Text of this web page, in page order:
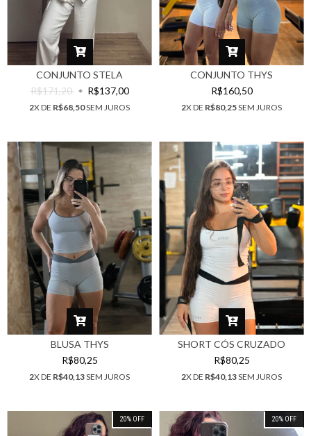
CONJUNTO STELA
R$171,20
R$137,00
2X DE R$68,50SEM JUROS
CONJUNTO THYS
R$160,50
2X DE R$80,25SEM JUROS
BLUSA THYS
R$80,25
2X DE R$40,13SEM JUROS
SHORT CÓS CRUZADO
R$80,25
2X DE R$40,13SEM JUROS
20% OFF 20% OFF